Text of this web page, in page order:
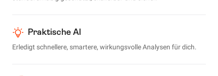
Praktische AI
Erledigt schnellere, smartere, wirkungsvolle Analysen für dich.